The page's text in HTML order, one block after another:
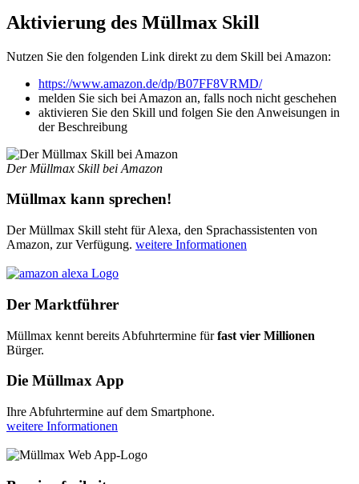
Aktivierung des Müllmax Skill
Nutzen Sie den folgenden Link direkt zu dem Skill bei Amazon:
https://www.amazon.de/dp/B07FF8VRMD/
melden Sie sich bei Amazon an, falls noch nicht geschehen
aktivieren Sie den Skill und folgen Sie den Anweisungen in
der Beschreibung
Der Müllmax Skill bei Amazon
Müllmax kann sprechen!
Der Müllmax Skill steht für Alexa, den Sprachassistenten von
Amazon, zur Verfügung. weitere Informationen
Der Marktführer
Müllmax kennt bereits Abfuhrtermine fürfast vier Millionen
Bürger.
Die Müllmax App
Ihre Abfuhrtermine auf dem Smartphone.
weitere Informationen